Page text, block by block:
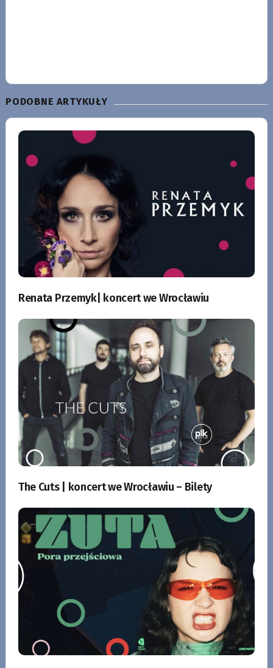
PODOBNE ARTYKUŁY
Renata Przemyk| koncert we Wrocławiu
The Cuts | koncert we Wrocławiu – Bilety